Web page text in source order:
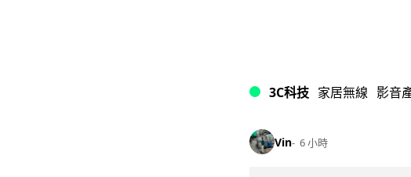
3C科技 家居無線 影音
Vin 6 小時